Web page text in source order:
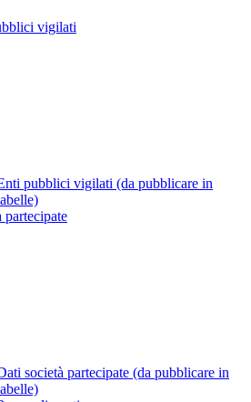
vigilati
pubblici vigilati (da pubblicare in
partecipate
società partecipate (da pubblicare in